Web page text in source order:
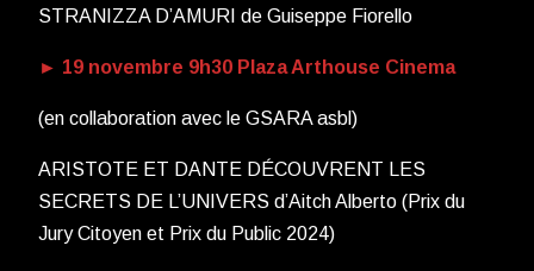
STRANIZZA D’AMURI de Guiseppe Fiorello
► 19 novembre 9h30 Plaza Arthouse Cinema
(en collaboration avec le GSARA asbl)
ARISTOTE ET DANTE DÉCOUVRENT LES
SECRETS DE L’UNIVERS d’Aitch Alberto (Prix du
Jury Citoyen et Prix du Public 2024)